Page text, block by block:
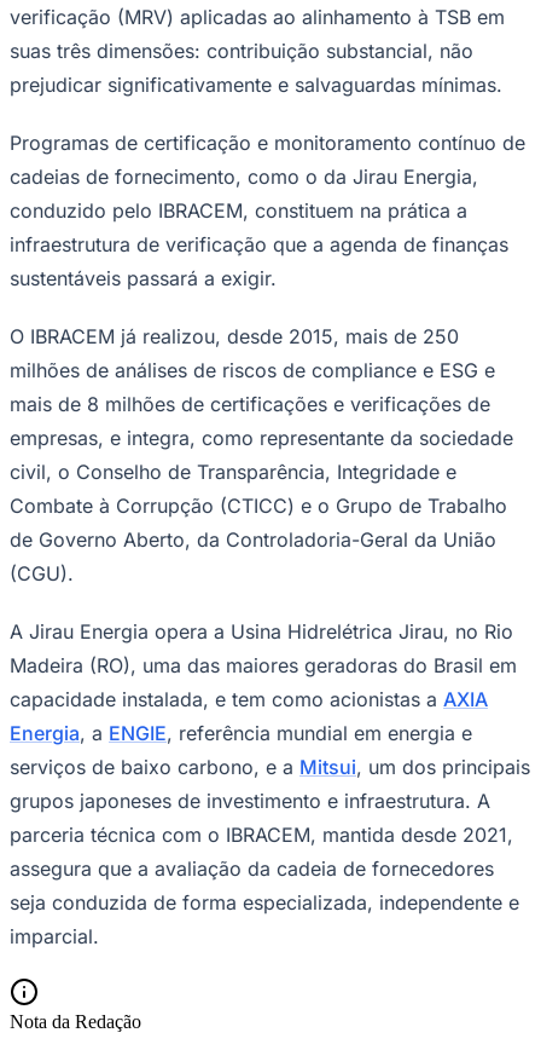
Fluminense
Vasco
verificação (MRV) aplicadas ao alinhamento à TSB em
suas três dimensões: contribuição substancial, não
prejudicar significativamente e salvaguardas mínimas.
Programas de certificação e monitoramento contínuo de
cadeias de fornecimento, como o da Jirau Energia,
conduzido pelo IBRACEM, constituem na prática a
infraestrutura de verificação que a agenda de finanças
sustentáveis passará a exigir.
O IBRACEM já realizou, desde 2015, mais de 250
milhões de análises de riscos de compliance e ESG e
mais de 8 milhões de certificações e verificações de
empresas, e integra, como representante da sociedade
civil, o Conselho de Transparência, Integridade e
Combate à Corrupção (CTICC) e o Grupo de Trabalho
de Governo Aberto, da Controladoria-Geral da União
(CGU).
A Jirau Energia opera a Usina Hidrelétrica Jirau, no Rio
Madeira (RO), uma das maiores geradoras do Brasil em
capacidade instalada, e tem como acionistas a AXIA
Energia, a ENGIE, referência mundial em energia e
serviços de baixo carbono, e a Mitsui, um dos principais
grupos japoneses de investimento e infraestrutura. A
parceria técnica com o IBRACEM, mantida desde 2021,
assegura que a avaliação da cadeia de fornecedores
seja conduzida de forma especializada, independente e
imparcial.
Nota da Redação